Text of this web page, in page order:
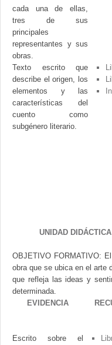
cada una de ellas,
tres de sus
principales
representantes y sus
obras.
Texto escrito que
describe el origen, los
elementos y las
características del
cuento como
subgénero literario.
UNIDAD
OBJETIVO FORMATIVO:
obra que se ubica en el arte
que refleja las ideas y
determinada.
EVIDENCIA
Escrito sobre el